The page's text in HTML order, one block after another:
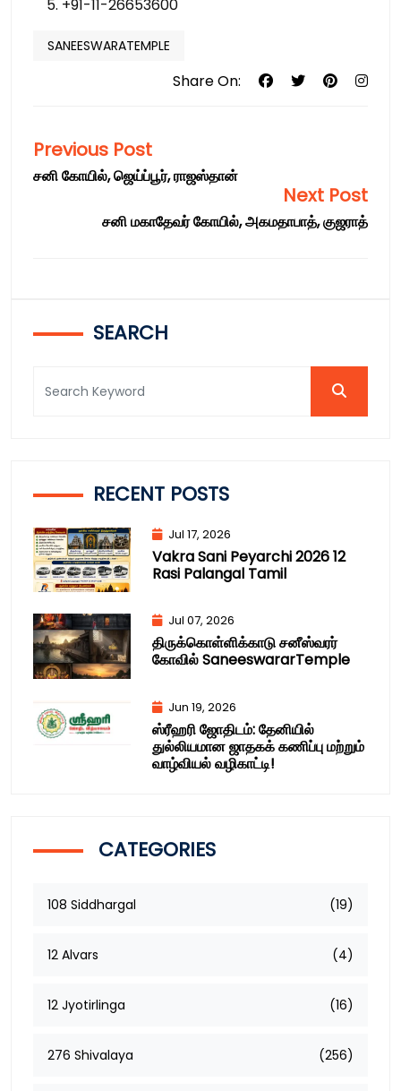
+91-11-26653600
SANEESWARATEMPLE
Share On:
Previous Post
சனி கோயில், ஜெய்ப்பூர், ராஜஸ்தான்
Next Post
சனி மகாதேவர் கோயில், அகமதாபாத், குஜராத்
SEARCH
RECENT POSTS
Jul 17, 2026
Vakra Sani Peyarchi 2026 12
Rasi Palangal Tamil
Jul 07, 2026
திருக்கொள்ளிக்காடு சனீஸ்வரர்
கோவில் SaneeswararTemple
Jun 19, 2026
ஸ்ரீஹரி ஜோதிடம்: தேனியில்
துல்லியமான ஜாதகக் கணிப்பு மற்றும்
வாழ்வியல் வழிகாட்டி!
CATEGORIES
108 Siddhargal (19)
12 Alvars (4)
12 Jyotirlinga (16)
276 Shivalaya (256)